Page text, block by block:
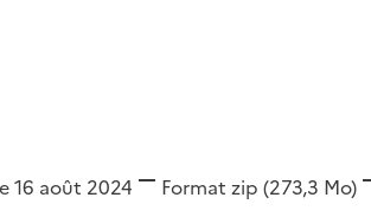
16 août 2024 Format zip (273,3 Mo)